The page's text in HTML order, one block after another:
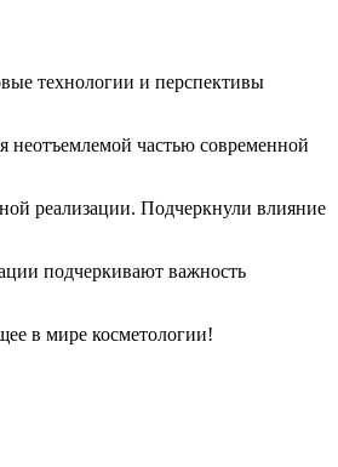
технологии и перспективы
неотъемлемой частью современной
реализации. Подчеркнули влияние
подчеркивают важность
в мире косметологии!